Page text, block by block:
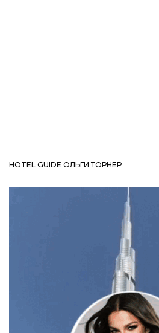
HOTEL GUIDE ОЛЬГИ ТОРНЕР